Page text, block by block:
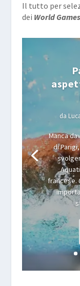
Il tutto per
dei World Games
da
Manca
di
francese.